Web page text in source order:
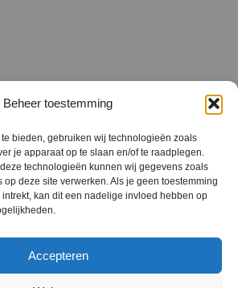
Beheer toestemming
bieden, gebruiken wij technologieën zoals
je apparaat op te slaan en/of te raadplegen.
technologieën kunnen wij gegevens zoals
op deze site verwerken. Als je geen toestemming
kan dit een nadelige invloed hebben op
Accepteren
Terug
naar
boven
RTV SLOS ANBI